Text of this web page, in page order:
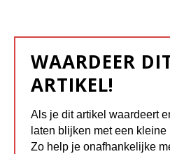
WAARDEER
ARTIKEL!
Als je dit artikel waardeert
laten blijken met een
Zo help je onafhankelijke